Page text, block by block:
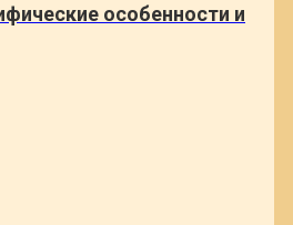
особенности и